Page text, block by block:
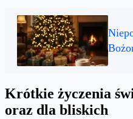
Krótkie życzenia
oraz dla bliskich